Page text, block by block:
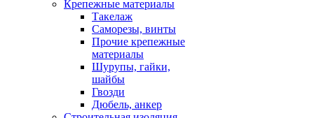
Крепежные материалы
Такелаж
Саморезы, винты
Прочие крепежные
материалы
Шурупы, гайки,
шайбы
Гвозди
Дюбель, анкер